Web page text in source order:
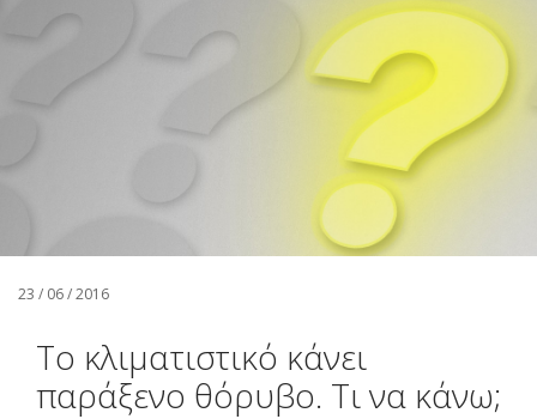
23 / 06 / 2016
Το κλιματιστικό κάνει
παράξενο θόρυβο. Τι να κάνω;